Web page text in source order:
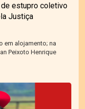
estupro coletivo
Justiça
em alojamento; na
Peixoto Henrique